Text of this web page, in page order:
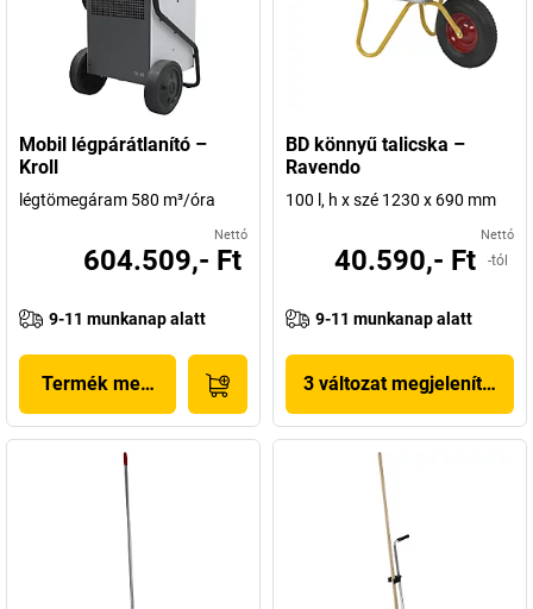
Mobil légpárátlanító –
Kroll
légtömegáram 580 m³/óra
Nettó
604.509,- Ft
9-11 munkanap alatt
Termék megjelenítése
BD könnyű talicska –
Ravendo
100 l, h x szé 1230 x 690 mm
Nettó
40.590,- Ft -tól
9-11 munkanap alatt
3 változat megjelenítése